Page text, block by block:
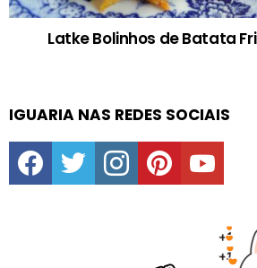
Latke Bolinhos de Batata
IGUARIA NAS REDES SOCIAIS
facebooktwitter instagrampinterestyoutube